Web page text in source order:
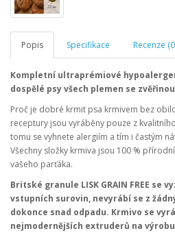
Popis Specifikace Recenze
Kompletní ultraprémiové
dospělé psyvšech plemen se
Proč je dobré krmit psa krmivem bez
receptury jsou vyráběny pouze z
tomu se vyhnete alergiím a tím i častým
Všechny složky krmiva jsou 100 %
vašeho parťáka.
Britské granule LISK GRAIN FREE se
vstupních surovin, nevyrábí se z
dokonce snad odpadu. Krmivo se
nejmodernějších extruderů na